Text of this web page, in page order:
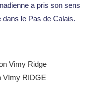
a pris son sens
le Pas de Calais.
Vimy Ridge
VImy RIDGE